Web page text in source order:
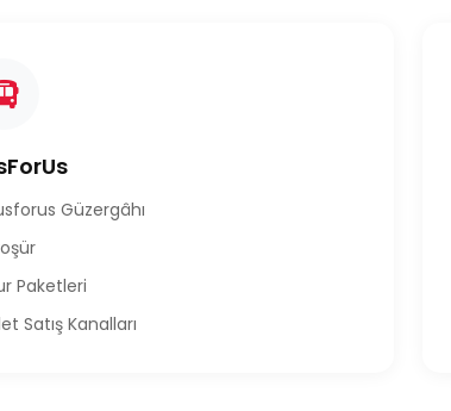
Güzergâhı
Paketleri
Satış Kanalları